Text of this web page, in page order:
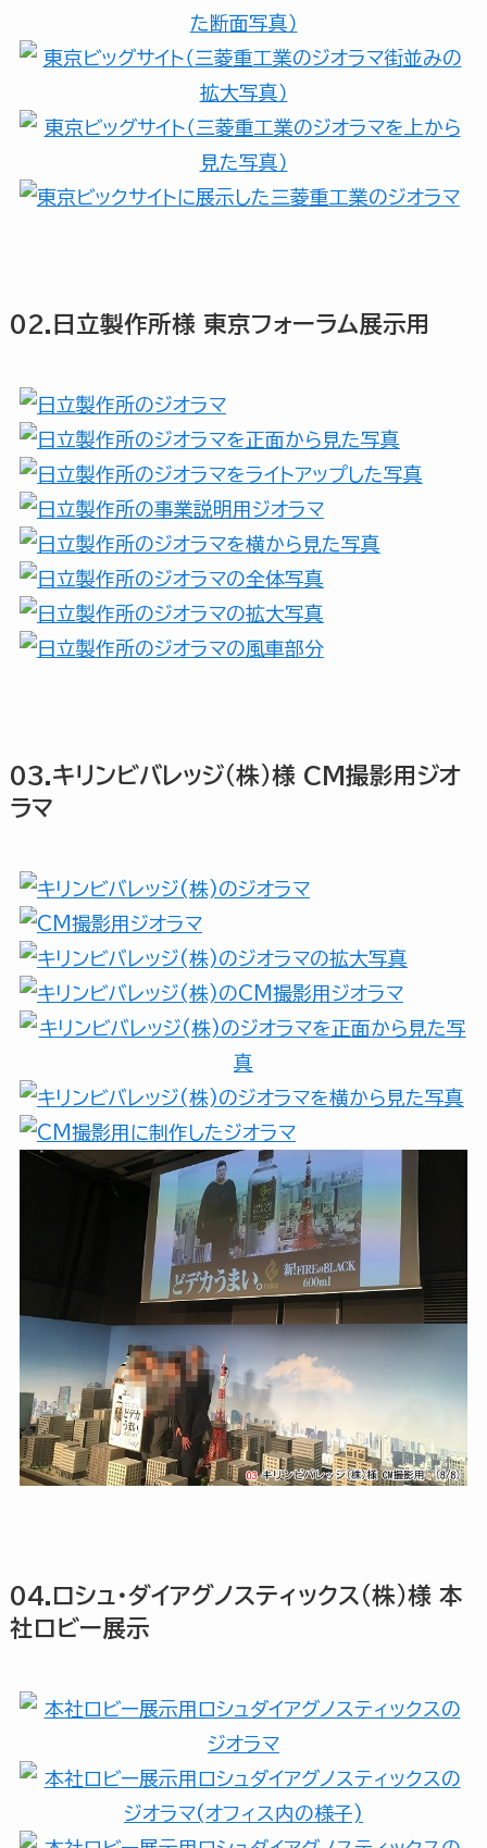
02.日立製作所様 東京フォーラム展示用
03.キリンビバレッジ(株)様 CM撮影用ジオ
ラマ
04.ロシュ・ダイアグノスティックス(株)様 本
社ロビー展示